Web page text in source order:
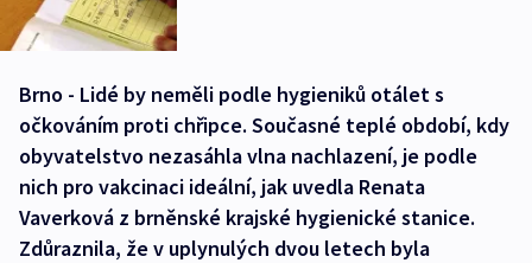
Brno - Lidé by neměli podle hygieniků otálet s
očkováním proti chřipce. Současné teplé období, kdy
obyvatelstvo nezasáhla vlna nachlazení, je podle
nich pro vakcinaci ideální, jak uvedla Renata
Vaverková z brněnské krajské hygienické stanice.
Zdůraznila, že v uplynulých dvou letech byla